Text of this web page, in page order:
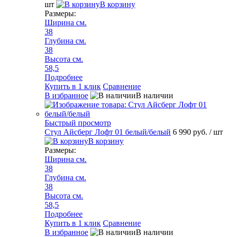
шт
В корзину
Размеры:
Ширина см.
38
Глубина см.
38
Высота см.
58,5
Подробнее
Купить в 1 клик Сравнение
В избранное
В наличии
Быстрый просмотр
Стул Айсберг Лофт 01 белый/белый 6 990 руб. / шт
В корзину
Размеры:
Ширина см.
38
Глубина см.
38
Высота см.
58,5
Подробнее
Купить в 1 клик Сравнение
В избранное
В наличии